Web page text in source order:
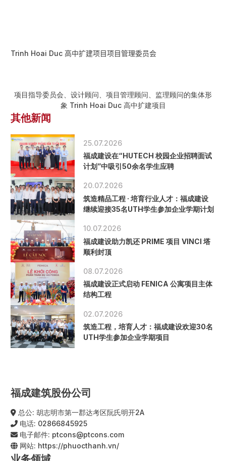
Trinh Hoai Duc 高中扩建项目项目管理委员会
项目指导委员会、设计顾问、项目管理顾问、监理顾问的集体形
象 Trinh Hoai Duc 高中扩建项目
其他新闻
25.07.2026
福成建设在“HUTECH 校园企业招聘面试
计划”中吸引50余名学生应聘
20.07.2026
筑造精品工程 · 培育行业人才：福成建设
继续迎接35名UTH学生参加企业学期计划
10.07.2026
福成建设助力凯还 PRIME 项目 VINCI 塔
顺利封顶
08.07.2026
福成建设正式启动 FENICA 公寓项目主体
结构工程
02.07.2026
筑造工程，培育人才：福成建设欢迎30名
UTH学生参加企业学期项目
福成建筑股份公司
总公: 胡志明市第一郡达考区阮氏明开2A
电话: 02866845925
电子邮件: ptcons@ptcons.com
网站: https://phuocthanh.vn/